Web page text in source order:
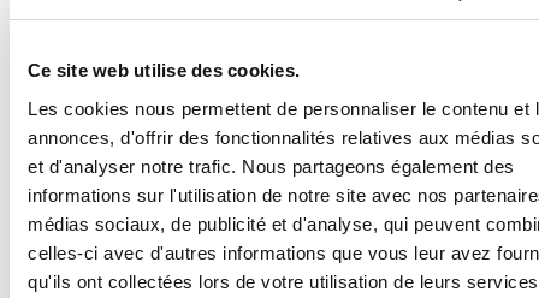
Ce site web utilise des cookies.
Les cookies nous permettent de personnaliser le contenu et
annonces, d'offrir des fonctionnalités relatives aux médias
et d'analyser notre trafic. Nous partageons également des
informations sur l'utilisation de notre site avec nos
médias sociaux, de publicité et d'analyse, qui peuvent
celles-ci avec d'autres informations que vous leur avez
qu'ils ont collectées lors de votre utilisation de leurs
BESOIN D'AIDE ?
Panneau matières dangereuses pour l'environnement
SGH09
Supports disponibles :
- Forex 2 mm (pvc expansé pour un panneau en
plastique standard, léger et résistant)